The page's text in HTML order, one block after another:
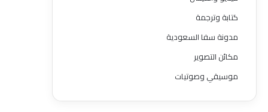
كتابة وترجمة
مدونة سفا السعودية
مكائن التصوير
موسيقي وصوتيات